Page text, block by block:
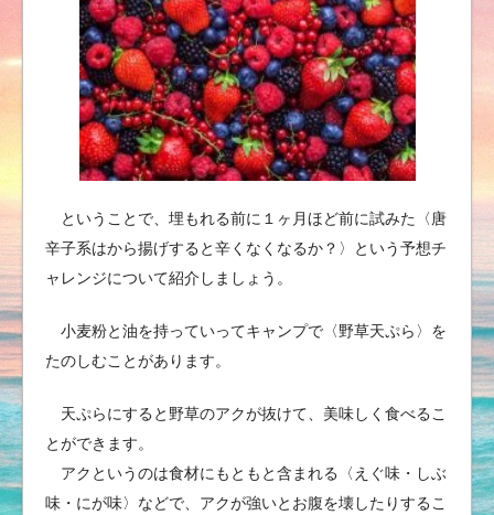
ということで、埋もれる前に１ヶ月ほど前に試みた〈唐
辛子系はから揚げすると辛くなくなるか？〉という予想チ
ャレンジについて紹介しましょう。
小麦粉と油を持っていってキャンプで〈野草天ぷら〉を
たのしむことがあります。
天ぷらにすると野草のアクが抜けて、美味しく食べるこ
とができます。
アクというのは食材にもともと含まれる〈えぐ味・しぶ
味・にが味〉などで、アクが強いとお腹を壊したりするこ